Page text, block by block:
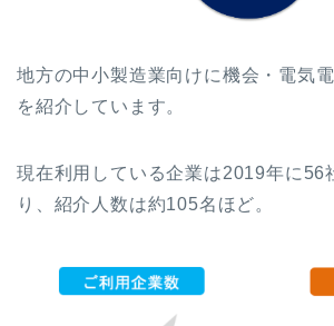
地方の中小製造業向けに機会・電気
を紹介しています。
現在利用している企業は2019年に56
り、紹介人数は約105名ほど。